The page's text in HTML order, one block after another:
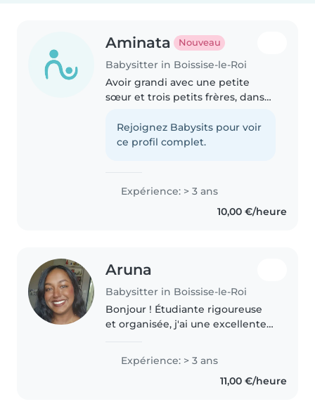
Aminata Nouveau
Babysitter in Boissise-le-Roi
Avoir grandi avec une petite
sœur et trois petits frères, dans
Alezes avec mes enfants car je
suis patiente sérieuse et motivée
Rejoignez Babysits pour voir
ce profil complet.
Expérience: > 3 ans
10,00 €/heure
Aruna
Babysitter in Boissise-le-Roi
Bonjour ! Étudiante rigoureuse
et organisée, j'ai une excellente
mes cousins ainsi que des
enfants de mes voisins.
Expérience: > 3 ans
11,00 €/heure